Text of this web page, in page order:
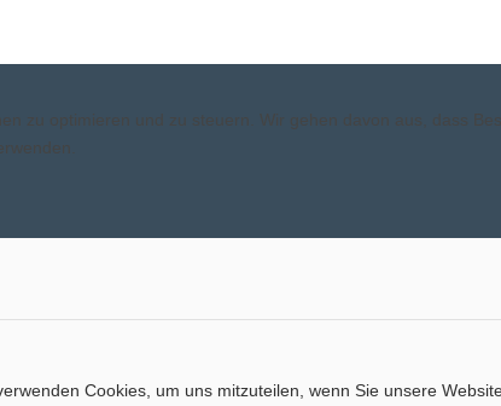
zu optimieren und zu steuern. Wir gehen davon aus, dass
Cookies, um uns mitzuteilen, wenn Sie unsere